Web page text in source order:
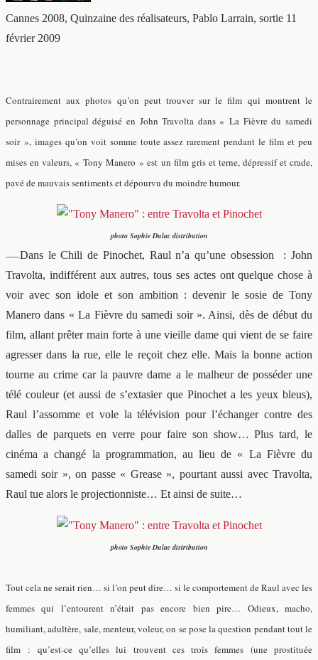
Cannes 2008, Quinzaine des réalisateurs, Pablo Larrain, sortie 11
février 2009
Contrairement aux photos qu’on peut trouver sur le film qui montrent le
personnage principal déguisé en John Travolta dans « La Fièvre du samedi
soir », images qu’on voit somme toute assez rarement pendant le film et peu
mises en valeurs, « Tony Manero » est un film gris et terne, dépressif et crade,
pavé de mauvais sentiments et dépourvu du moindre humour.
photo Sophie Dulac distribution
—–Dans le Chili de Pinochet, Raul n’a qu’une obsession : John
Travolta, indifférent aux autres, tous ses actes ont quelque chose à
voir avec son idole et son ambition : devenir le sosie de Tony
Manero dans « La Fièvre du samedi soir ». Ainsi, dès de début du
film, allant prêter main forte à une vieille dame qui vient de se faire
agresser dans la rue, elle le reçoit chez elle. Mais la bonne action
tourne au crime car la pauvre dame a le malheur de posséder une
télé couleur (et aussi de s’extasier que Pinochet a les yeux bleus),
Raul l’assomme et vole la télévision pour l’échanger contre des
dalles de parquets en verre pour faire son show… Plus tard, le
cinéma a changé la programmation, au lieu de « La Fièvre du
samedi soir », on passe « Grease », pourtant aussi avec Travolta,
Raul tue alors le projectionniste… Et ainsi de suite…
photo Sophie Dulac distribution
Tout cela ne serait rien… si l’on peut dire… si le comportement de Raul avec les
femmes qui l’entourent n’était pas encore bien pire… Odieux, macho,
humiliant, adultère, sale, menteur, voleur, on se pose la question pendant tout le
film : qu’est-ce qu’elles lui trouvent ces trois femmes (une prostituée